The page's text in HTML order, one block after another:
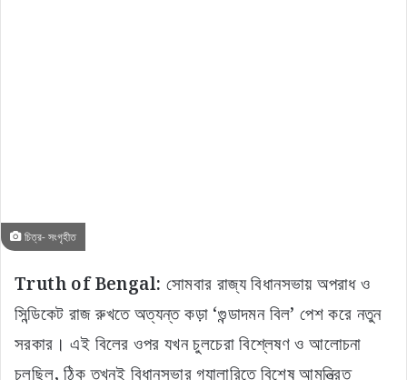
চিত্র- সংগৃহীত
Truth of Bengal: সোমবার রাজ্য বিধানসভায় অপরাধ ও
সিন্ডিকেট রাজ রুখতে অত্যন্ত কড়া ‘গুন্ডাদমন বিল’ পেশ করে নতুন
সরকার। এই বিলের ওপর যখন চুলচেরা বিশ্লেষণ ও আলোচনা
চলছিল, ঠিক তখনই বিধানসভার গ্যালারিতে বিশেষ আমন্ত্রিত